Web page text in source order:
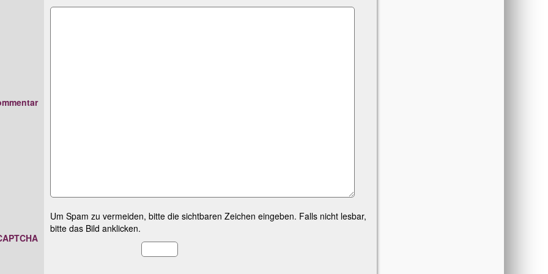
Um Spam zu vermeiden, bitte die sichtbaren Zeichen eingeben. Falls nicht lesbar,
bitte das Bild anklicken.